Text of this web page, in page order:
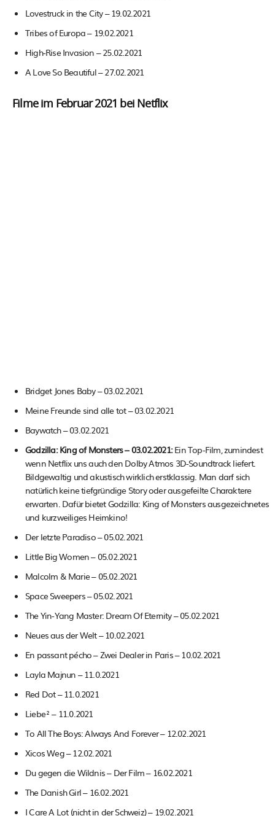
Lovestruck in the City – 19.02.2021
Tribes of Europa – 19.02.2021
High-Rise Invasion – 25.02.2021
A Love So Beautiful – 27.02.2021
Filme im Februar 2021 bei Netflix
Bridget Jones Baby – 03.02.2021
Meine Freunde sind alle tot – 03.02.2021
Baywatch – 03.02.2021
Godzilla: King of Monsters – 03.02.2021:Ein Top-Film, zumindest
wenn Netflix uns auch den Dolby Atmos 3D-Soundtrack liefert.
Bildgewaltig und akustisch wirklich erstklassig. Man darf sich
natürlich keine tiefgründige Story oder ausgefeilte Charaktere
erwarten. Dafür bietet Godzilla: King of Monsters ausgezeichnetes
und kurzweiliges Heimkino!
Der letzte Paradiso – 05.02.2021
Little Big Women – 05.02.2021
Malcolm & Marie – 05.02.2021
Space Sweepers – 05.02.2021
The Yin-Yang Master: Dream Of Eternity – 05.02.2021
Neues aus der Welt – 10.02.2021
En passant pécho – Zwei Dealer in Paris – 10.02.2021
Layla Majnun – 11.0.2021
Red Dot – 11.0.2021
Liebe² – 11.0.2021
To All The Boys: Always And Forever – 12.02.2021
Xicos Weg – 12.02.2021
Du gegen die Wildnis – Der Film – 16.02.2021
The Danish Girl – 16.02.2021
I Care A Lot (nicht in der Schweiz) – 19.02.2021